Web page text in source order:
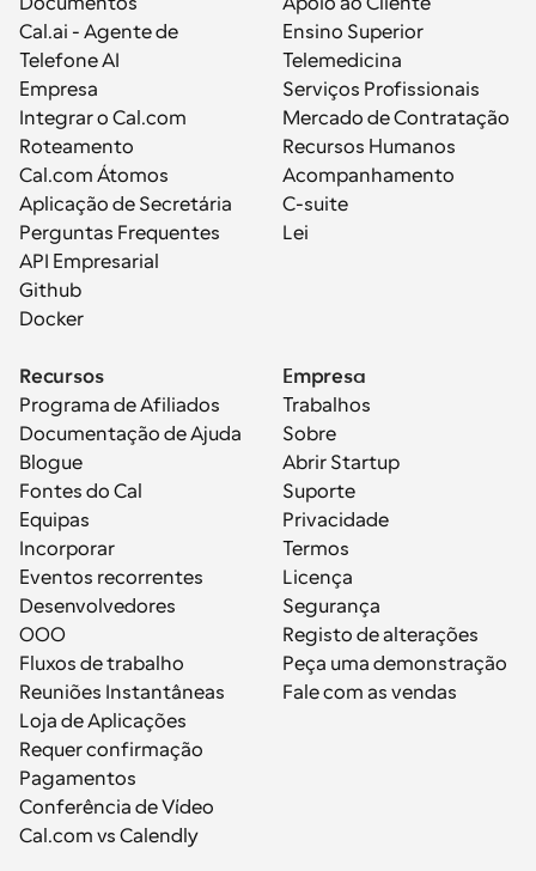
Cal.ai - Agente de
Telefone AI
Empresa
Integrar o Cal.com
Roteamento
Cal.com Átomos
Aplicação de Secretária
Perguntas Frequentes
API Empresarial
Github
Docker
Ensino Superior
Telemedicina
Serviços Profissionais
Mercado de Contratação
Recursos Humanos
Acompanhamento
C-suite
Lei
Recursos
Programa de Afiliados
Documentação de Ajuda
Blogue
Fontes do Cal
Equipas
Incorporar
Eventos recorrentes
Desenvolvedores
OOO
Fluxos de trabalho
Reuniões Instantâneas
Loja de Aplicações
Requer confirmação
Pagamentos
Conferência de Vídeo
Cal.com vs Calendly
Empresa
Trabalhos
Sobre
Abrir Startup
Suporte
Privacidade
Termos
Licença
Segurança
Registo de alterações
Peça uma demonstração
Fale com as vendas